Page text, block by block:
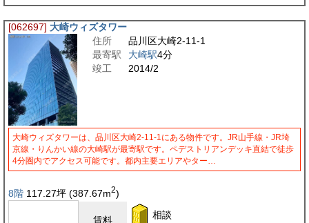
[062697] 大崎ウィズタワー
住所
品川区大崎2-11-1
最寄駅
大崎駅4分
竣工
2014/2
大崎ウィズタワーは、品川区大崎2-11-1にある物件です。JR山手線・JR埼
京線・りんかい線の大崎駅が最寄駅です。ペデストリアンデッキ直結で徒歩
4分圏内でアクセス可能です。都内主要エリアやター…
8階 117.27坪 (387.67m2)
賃料 相談